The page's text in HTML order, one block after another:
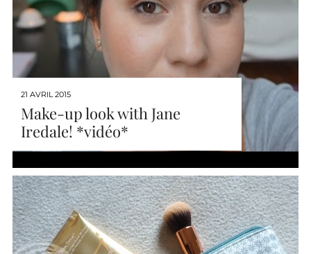
21 AVRIL 2015
Make-up look with Jane
Iredale! *vidéo*